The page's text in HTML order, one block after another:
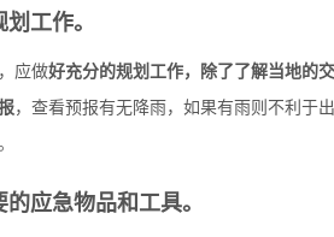
工作。
应做好充分的规划工作，除了了解当地的
，查看预报有无降雨，如果有雨则不利于
应急物品和工具。